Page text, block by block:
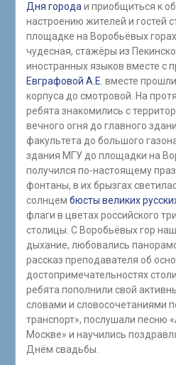
Дня города и приобщиться к
настроению жителей и гостей
площадке на Воробьёвых
чудесная, стажёры из
иностранных языков вместе с
Евграфовой А.Е. вместе
корпуса до смотровой. На
ребята знакомились с
вечного огня до главного
факультета до большого
здания МГУ до площадки на
получился по-настоящему
фонтаны, в их брызгах
солнцем бюсты великих
флаги в цветах российского
столицы. С Воробьёвых гор
дыхание, любовались
рассказ преподавателя об
достопримечательностях
ребята пополнили свой
словами и словосочетаниями
транспорт», послушали песню
Москве» и научились
Днём свадьбы.